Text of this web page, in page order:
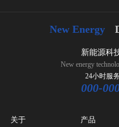
New Energy
新能源科
New energy
24小时服
000-
关于 产品